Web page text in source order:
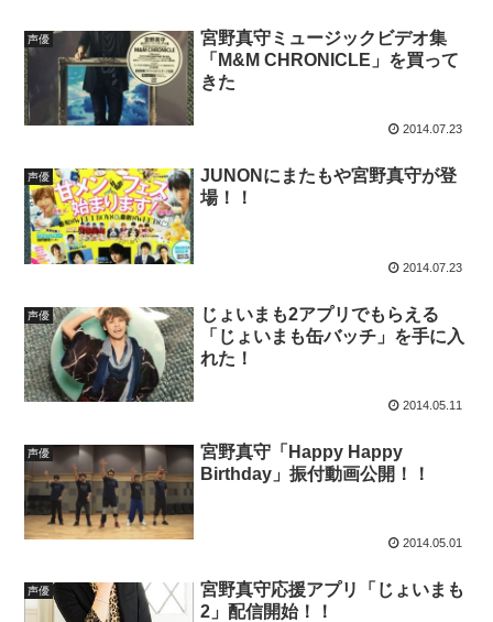
声優
宮野真守ミュージックビデオ集
「M&M CHRONICLE」を買って
きた
2014.07.23
声優
JUNONにまたもや宮野真守が登
場！！
2014.07.23
声優
じょいまも2アプリでもらえる
「じょいまも缶バッチ」を手に入
れた！
2014.05.11
声優
宮野真守「Happy Happy
Birthday」振付動画公開！！
2014.05.01
声優
宮野真守応援アプリ「じょいまも
2」配信開始！！